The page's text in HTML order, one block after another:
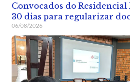
Convocados do Residencial
30 dias para regularizar
06/08/2026